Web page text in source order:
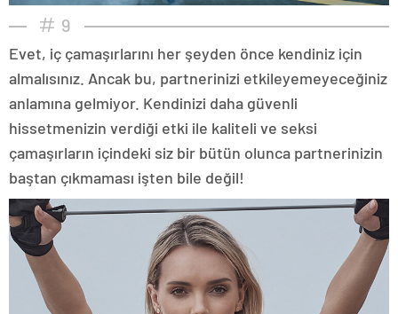
9
Evet, iç çamaşırlarını her şeyden önce kendiniz için
almalısınız. Ancak bu, partnerinizi etkileyemeyeceğiniz
anlamına gelmiyor. Kendinizi daha güvenli
hissetmenizin verdiği etki ile kaliteli ve seksi
çamaşırların içindeki siz bir bütün olunca partnerinizin
baştan çıkmaması işten bile değil!